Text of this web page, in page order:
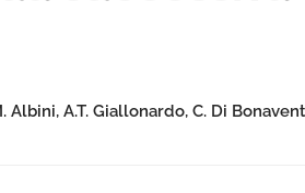
Albini, A.T. Giallonardo, C. Di